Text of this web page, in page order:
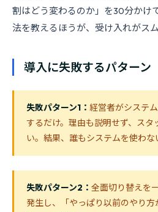
割はどう変わるのか」を30分かけ
法を教えるほうが、受け入れがスム
導入に失敗するパターン
失敗パターン1： 経営者がシステ
するだけ。理由も説明せず、スタ
い。結果、誰もシステムを使わな
失敗パターン2： 全面切り替えを
発生し、「やっぱり以前のやり